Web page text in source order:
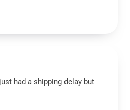
had a shipping delay but